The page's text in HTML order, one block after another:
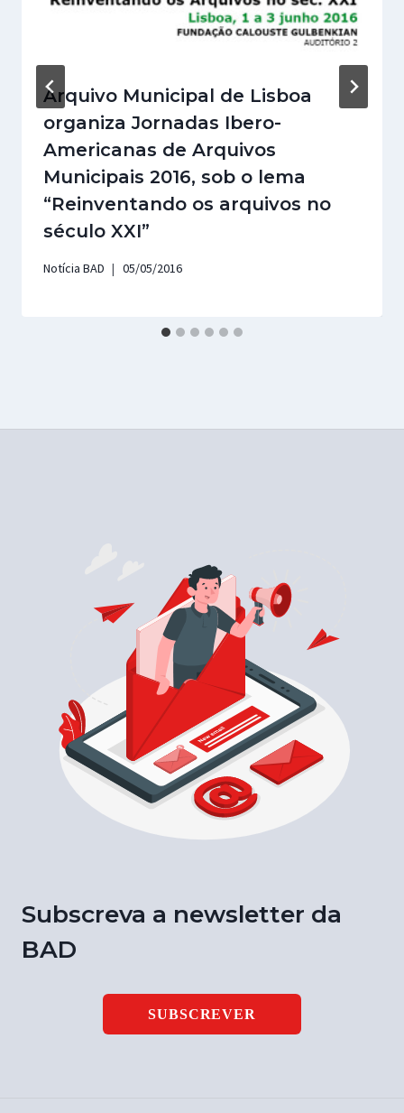
Arquivo Municipal de Lisboa
organiza Jornadas Ibero-
Americanas de Arquivos
Municipais 2016, sob o lema
“Reinventando os arquivos no
século XXI”
Notícia BAD 05/05/2016
Subscreva a newsletter da
BAD
SUBSCREVER